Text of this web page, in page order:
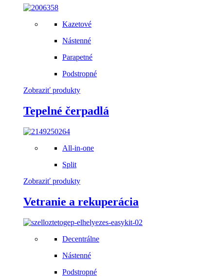
Kazetové
Nástenné
Parapetné
Podstropné
Zobraziť produkty
Tepelné čerpadlá
All-in-one
Split
Zobraziť produkty
Vetranie a rekuperácia
Decentrálne
Nástenné
Podstropné